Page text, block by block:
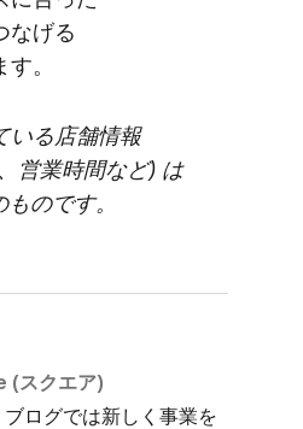
なげる​
。
いる​店舗情報
営業時間など​) は​
のです。
(スクエア)
ブログでは​新しく​事業を​